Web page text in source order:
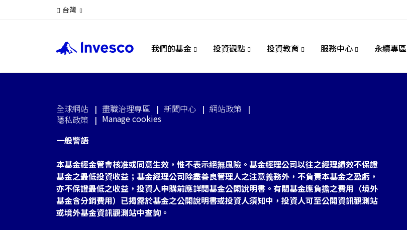
我們的基金 投資觀點 投資教育 服務中心 永續專區
台灣
全球網站 盡職治理專區 新聞中心
網站政策
隱私政策
Manage cookies
一般警語
本基金經金管會核准或同意生效，惟不表示絕無風險。基金經理公司以往之經理績效不保證
基金之最低投資收益；基金經理公司除盡善良管理人之注意義務外，不負責本基金之盈虧，
亦不保證最低之收益，投資人申購前應詳閱基金公開說明書。有關基金應負擔之費用（境外
基金含分銷費用）已揭露於基金之公開說明書或投資人須知中，投資人可至公開資訊觀測站
或境外基金資訊觀測站中查詢。